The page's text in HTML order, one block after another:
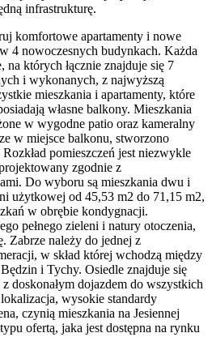
infrastrukturę.
komfortowe apartamenty i nowe
4 nowoczesnych budynkach. Każda
których łącznie znajduje się 7
i wykonanych, z najwyższą
mieszkania i apartamenty, które
własne balkony. Mieszkania
w wygodne patio oraz kameralny
w miejsce balkonu, stworzono
pomieszczeń jest niezwykle
zgodnie z
Do wyboru są mieszkania dwu i
użytkowej od 45,53 m2 do 71,15 m2,
w obrębie kondygnacji.
pełnego zieleni i natury otoczenia,
Zabrze należy do jednej z
w skład której wchodzą między
i Tychy. Osiedle znajduje się
doskonałym dojazdem do wszystkich
wysokie standardy
czynią mieszkania na Jesiennej
ofertą, jaka jest dostępna na rynku